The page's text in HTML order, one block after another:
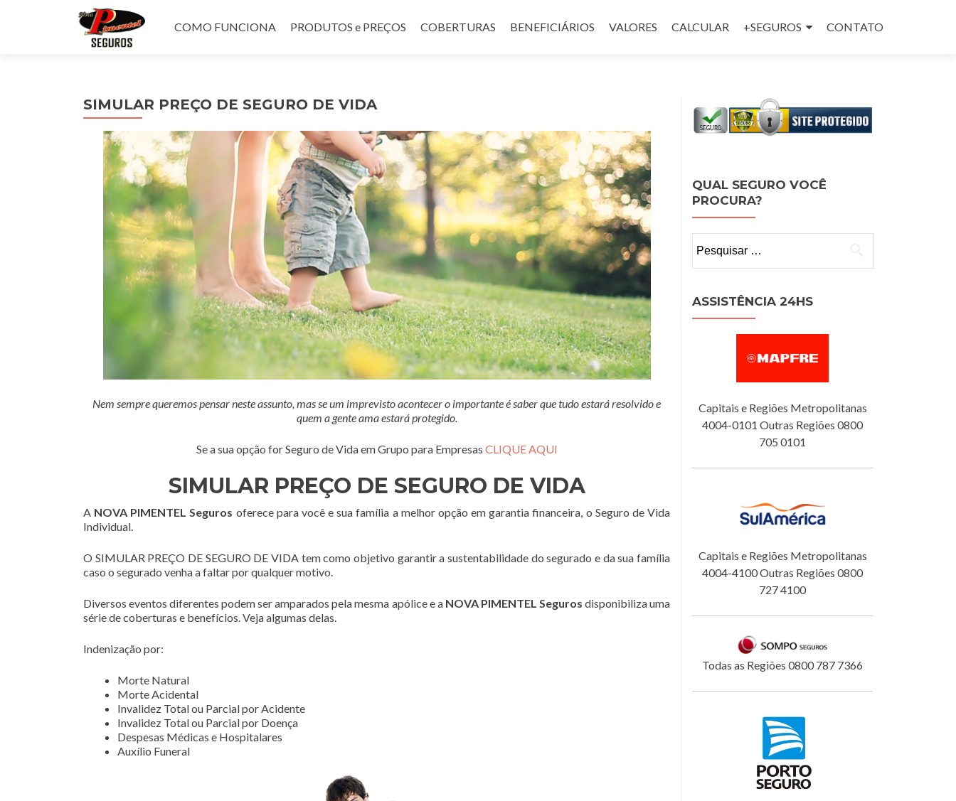
para
COMO FUNCIONA PRODUTOS e PREÇOS COBERTURAS BENEFICIÁRIOS VALORES CALCULAR +SEGUROS CONTATO
SIMULAR PREÇO DE SEGURO DE VIDA
Nem sempre queremos pensar neste assunto, mas se um imprevisto acontecer o importante é saber que tudo estará resolvido e
quem a gente ama estará protegido.
Se a sua opção for Seguro de Vida em Grupo para Empresas CLIQUE AQUI
SIMULAR PREÇO DE SEGURO DE VIDA
A NOVA PIMENTEL Seguros oferece para você e sua família a melhor opção em garantia financeira, o Seguro de Vida
Individual.
O SIMULAR PREÇO DE SEGURO DE VIDA tem como objetivo garantir a sustentabilidade do segurado e da sua família
caso o segurado venha a faltar por qualquer motivo.
Diversos eventos diferentes podem ser amparados pela mesma apólice e a NOVA PIMENTEL Seguros disponibiliza uma
série de coberturas e benefícios. Veja algumas delas.
Indenização por:
Morte Natural
Morte Acidental
Invalidez Total ou Parcial por Acidente
Invalidez Total ou Parcial por Doença
Despesas Médicas e Hospitalares
Auxílio Funeral
QUAL SEGURO VOCÊ
PROCURA?
por:
ASSISTÊNCIA 24HS
Capitais e Regiões Metropolitanas
4004-0101 Outras Regiões 0800
705 0101
Capitais e Regiões Metropolitanas
4004-4100 Outras Regiões 0800
727 4100
Todas as Regiões 0800 787 7366